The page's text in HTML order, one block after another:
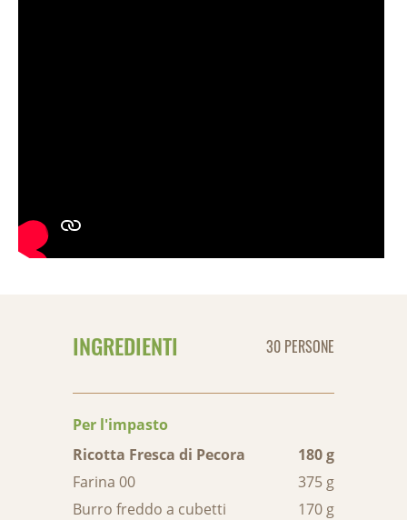
INGREDIENTI 30 PERSONE
Per l'impasto
Ricotta Fresca di Pecora
180 g
Farina 00
375 g
Burro freddo a cubetti
170 g